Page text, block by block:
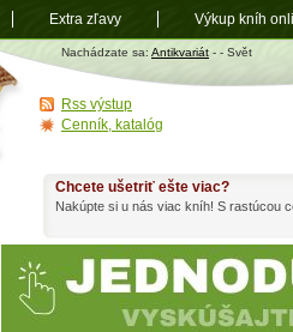
Antikvariát
shop.sk
Nachádzate sa: Antikvariát - - Svět
Chcete ušetriť ešte viac?
Nakúpte si u nás viac kníh! S rastúcou
Rss výstup
Cenník, katalóg
Extra zľavy Výkup kníh